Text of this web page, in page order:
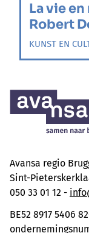
La vie
Robert
KUNST EN
Avansa regio
Sint-
050 33 01 12 -
BE52 8917 5406